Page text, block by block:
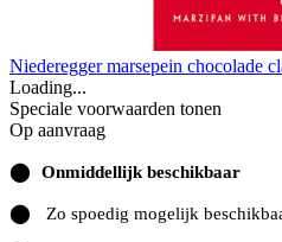
Niederegger marsepein chocolade
Loading...
Speciale voorwaarden tonen
Op aanvraag
⬤ Onmiddellijk beschikbaar
⬤ Zo spoedig mogelijk